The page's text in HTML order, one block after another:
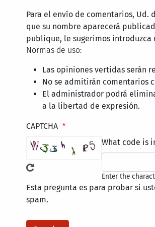
Para el envío de comentarios,
que su nombre aparecerá
publique, le sugerimos introduzca
Normas de uso:
Las opiniones vertidas serán
No se admitirán comentarios
El administrador podrá
a la libertad de expresión.
CAPTCHA
What code is
Enter the
Esta pregunta es para probar si
spam.